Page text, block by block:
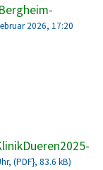
2026, 17:20
(PDF}, 83.6 kB)